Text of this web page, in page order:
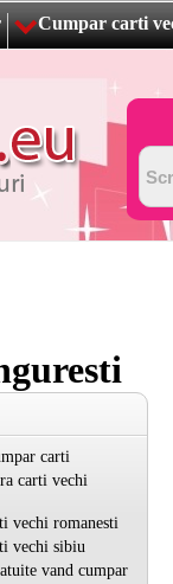
Cumpar carti
carti
carti vechi
vechi romanesti
vechi sibiu
vand cumpar